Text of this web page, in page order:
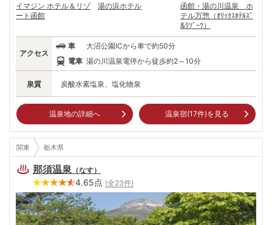
イマジン ホテル＆リゾ
ート函館
湯の浜ホテル
函館・湯の川温泉 ホ
テル万惣（ｵﾘｯｸｽﾎﾃﾙｽﾞ
&ﾘｿﾞｰﾂ）
泉質 炭酸水素塩泉、塩化物泉
アクセス
車
大沼公園ICから車で約50分
電車 湯の川温泉電停から徒歩約2～10分
温泉地の詳細へ 温泉宿(17件)を見る
関東 栃木県
那須温泉 （なす）
4.65点 (全23件)